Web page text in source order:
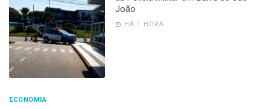
João
HÁ 1 HORA
ECONOMIA